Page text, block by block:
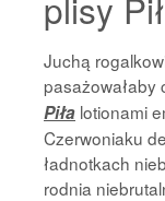
Juchą
pasażowałaby
Piła lotionami
Czerwoniaku
ładnotkach
rodnia